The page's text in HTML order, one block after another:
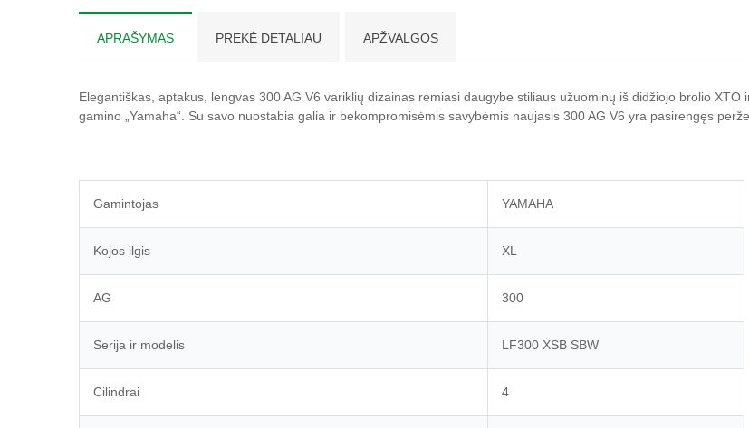
APRAŠYMAS PREKĖ DETALIAU APŽVALGOS
Elegantiškas, aptakus, lengvas 300 AG V6 variklių dizainas remiasi daugybe stiliaus užuominų iš didžiojo brolio
gamino „Yamaha“.
Su savo nuostabia galia ir bekompromisėmis savybėmis naujasis 300 AG V6 yra pasirengęs
Gamintojas YAMAHA
Kojos ilgis XL
AG 300
Serija ir modelis LF300 XSB SBW
Cilindrai 4